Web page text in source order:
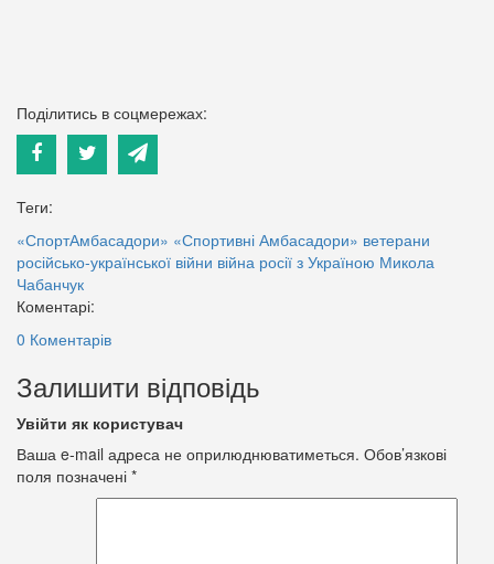
Поділитись в соцмережах:
Теги:
«СпортАмбасадори» «Спортивні Амбасадори» ветерани
російсько-української війни війна росії з Україною Микола
Чабанчук
Коментарі:
0 Коментарів
Залишити відповідь
Увійти як користувач
Ваша e-mail адреса не оприлюднюватиметься. Обов’язкові
поля позначені *